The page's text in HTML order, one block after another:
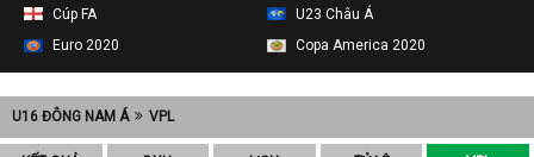
Cúp FA
U23 Châu Á
Euro 2020
Copa America 2020
U16 ĐÔNG NAM Á VPL